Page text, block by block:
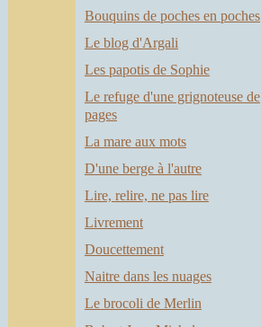
Bouquins de poches en poches
Le blog d'Argali
Les papotis de Sophie
Le refuge d'une grignoteuse de
pages
La mare aux mots
D'une berge à l'autre
Lire, relire, ne pas lire
Livrement
Doucettement
Naitre dans les nuages
Le brocoli de Merlin